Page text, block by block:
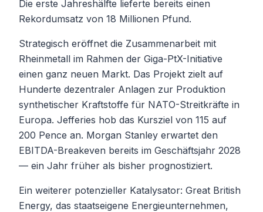
Die erste Jahreshälfte lieferte bereits einen
Rekordumsatz von 18 Millionen Pfund.
Strategisch eröffnet die Zusammenarbeit mit
Rheinmetall im Rahmen der Giga-PtX-Initiative
einen ganz neuen Markt. Das Projekt zielt auf
Hunderte dezentraler Anlagen zur Produktion
synthetischer Kraftstoffe für NATO-Streitkräfte in
Europa. Jefferies hob das Kursziel von 115 auf
200 Pence an. Morgan Stanley erwartet den
EBITDA-Breakeven bereits im Geschäftsjahr 2028
— ein Jahr früher als bisher prognostiziert.
Ein weiterer potenzieller Katalysator: Great British
Energy, das staatseigene Energieunternehmen,